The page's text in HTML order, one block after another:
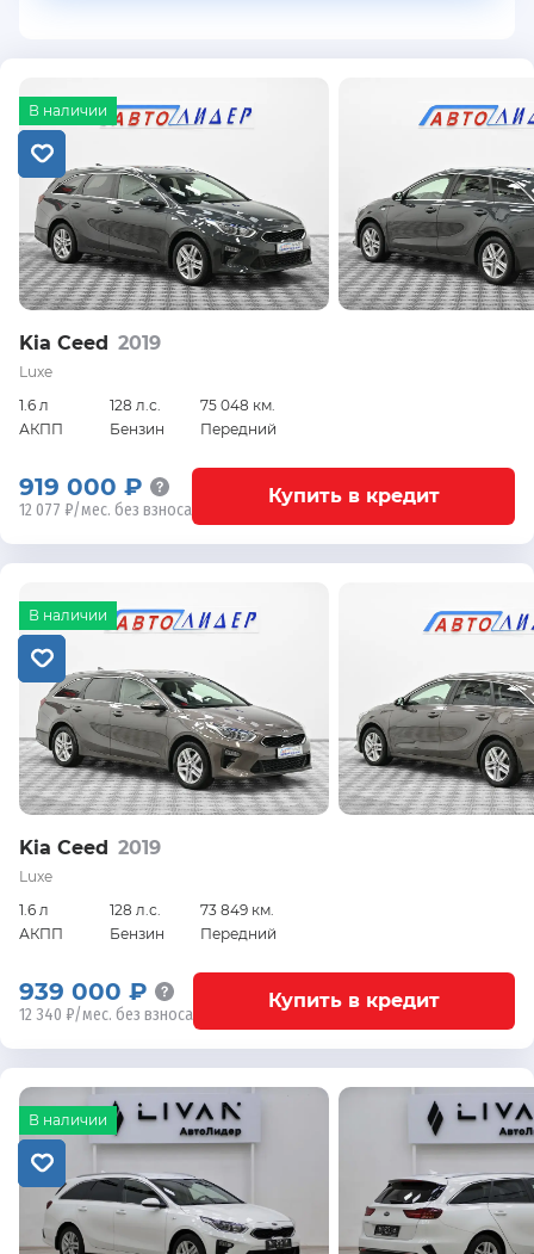
Kia Ceed 2019
Luxe
1.6 л
128 л.с.
75 048 км.
АКПП
Бензин Передний
В наличии
Купить в кредит
919 000 ₽
12 077 ₽/мес. без взноса
Kia Ceed 2019
Luxe
1.6 л
128 л.с.
73 849 км.
АКПП
Бензин Передний
В наличии
Купить в кредит
939 000 ₽
12 340 ₽/мес. без взноса
В наличии